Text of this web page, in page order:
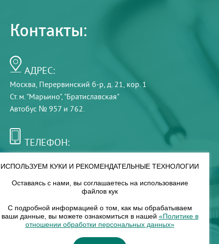
Контакты:
АДРЕС:
Москва, Перервинский б-р, д. 21, кор. 1
Ст. м. "Марьино", "Братиславская"
Автобус № 957 и 762.
ТЕЛЕФОН:
РЕЖИМ РАБОТЫ:
8 — 18
НАШ ФИЛИАЛ:
ИСПОЛЬЗУЕМ КУКИ И РЕКОМЕНДАТЕЛЬНЫЕ ТЕХНОЛОГИИ
Оставаясь с нами, вы соглашаетесь на использование
файлов кук
С подробной информацией о том, как мы обрабатываем
ваши данные, вы можете ознакомиться в нашей «Политике в
отношении обработки персональных данных»